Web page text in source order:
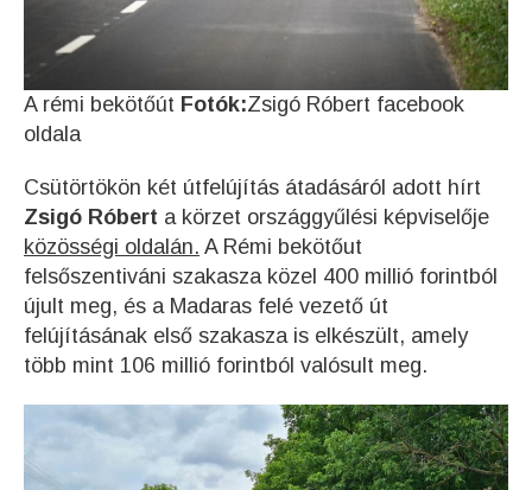
A rémi bekötőút Fotók:Zsigó Róbert facebook
oldala
Csütörtökön két útfelújítás átadásáról adott hírt
Zsigó Róbert a körzet országgyűlési képviselője
közösségi oldalán. A Rémi bekötőut
felsőszentiváni szakasza közel 400 millió forintból
újult meg, és a Madaras felé vezető út
felújításának első szakasza is elkészült, amely
több mint 106 millió forintból valósult meg.